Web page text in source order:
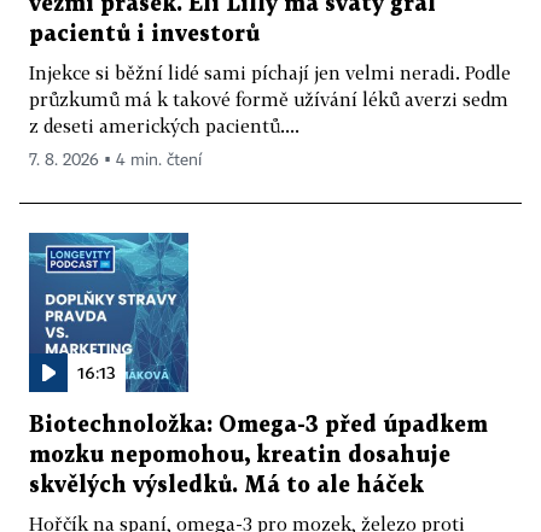
pacientů i investorů
Injekce si běžní lidé sami píchají jen velmi neradi. Podle
průzkumů má k takové formě užívání léků averzi sedm
z deseti amerických pacientů....
7. 8. 2026 ▪ 4 min. čtení
16:13
Biotechnoložka: Omega-3 před úpadkem
mozku nepomohou, kreatin dosahuje
skvělých výsledků. Má to ale háček
Hořčík na spaní, omega-3 pro mozek, železo proti